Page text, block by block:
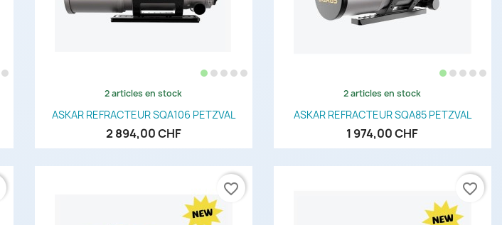
Aperçu rapide
2 articles en stock
ASKAR REFRACTEUR SQA106 PETZVAL
2 894,00 CHF
Aperçu rapide
2 articles en stock
ASKAR REFRACTEUR SQA85 PETZVAL
1 974,00 CHF
favorite_border favorite_border